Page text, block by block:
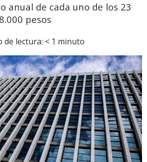
anual de cada uno de los 23
pesos
de lectura: < 1 minuto